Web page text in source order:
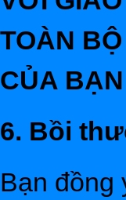
TOÀN
CỦA
6. Bồi
Bạn đồng